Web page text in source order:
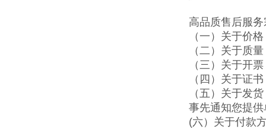
高品质售后服
（一）关于价
（二）关于质
（三）关于开
（四）关于证
（五）关于发
事先通知您提
(六）关于付款